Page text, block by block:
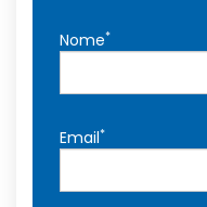
Nome*
Email*